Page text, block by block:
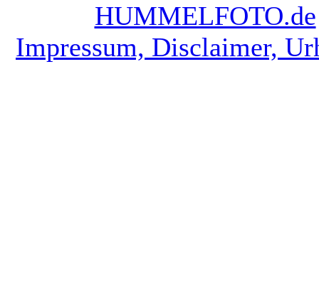
HUMMELFOTO.de
Impressum, Disclaimer,